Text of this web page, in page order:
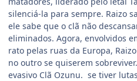
silenciá-la para sempre. Raizo
ele sabe que o clã não
eliminados. Agora, envolvidos
rato pelas ruas da Europa,
no outro se quiserem
evasivo Clã Ozunu. se tiver